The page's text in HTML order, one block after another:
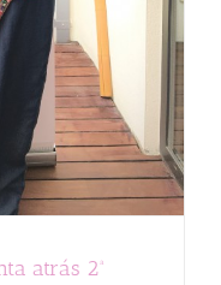
atrás 2ª